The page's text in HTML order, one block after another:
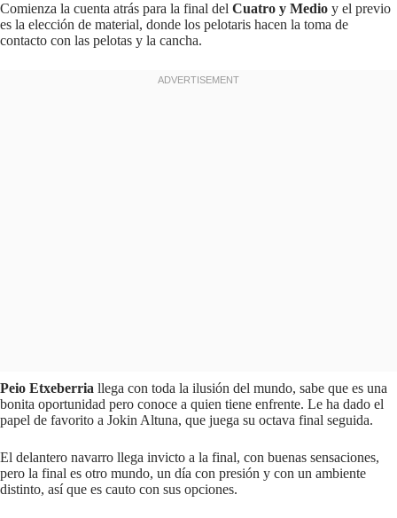
Comienza la cuenta atrás para la final del Cuatro y Medio y el previo
es la elección de material, donde los pelotaris hacen la toma de
contacto con las pelotas y la cancha.
Peio Etxeberria llega con toda la ilusión del mundo, sabe que es una
bonita oportunidad pero conoce a quien tiene enfrente. Le ha dado el
papel de favorito a Jokin Altuna, que juega su octava final seguida.
El delantero navarro llega invicto a la final, con buenas sensaciones,
pero la final es otro mundo, un día con presión y con un ambiente
distinto, así que es cauto con sus opciones.